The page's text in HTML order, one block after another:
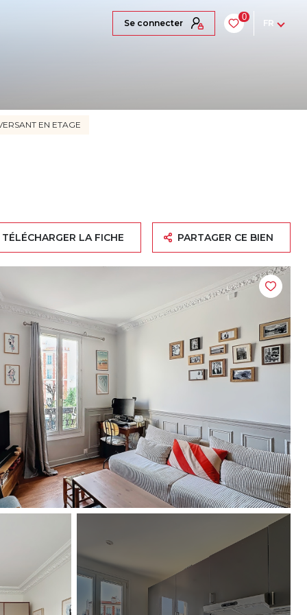
se connecter
0
FR
EN ETAGE
TÉLÉCHARGER LA FICHE PARTAGER CE BIEN